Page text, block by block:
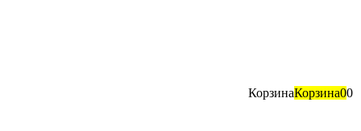
КорзинаКорзина00